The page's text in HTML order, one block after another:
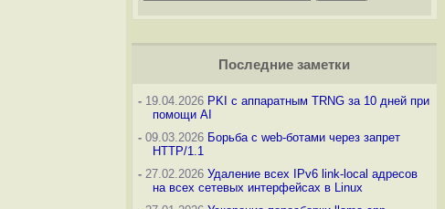
Последние заметки
-19.04.2026 PKI с аппаратным TRNG за 10 дней при
помощи AI
-09.03.2026 Борьба с web-ботами через запрет
HTTP/1.1
-27.02.2026 Удаление всех IPv6 link-local адресов
на всех сетевых интерфейсах в Linux